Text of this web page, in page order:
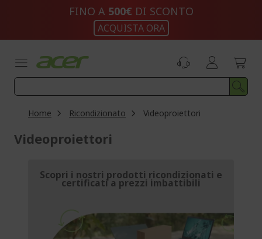
FINO A 500€ DI SCONTO
ACQUISTA ORA
Home Ricondizionato Videoproiettori
Videoproiettori
Scopri i nostri prodotti ricondizionati e
certificati a prezzi imbattibili